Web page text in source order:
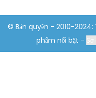
© Bản quyền - 2010-2024:
phẩm nổi bật -